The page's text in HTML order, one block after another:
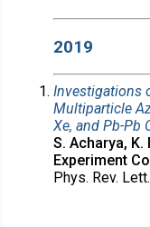
2019
Investigations
Multiparticle
Xe, and Pb-Pb
S. Acharya,
Experiment
Phys. Rev.